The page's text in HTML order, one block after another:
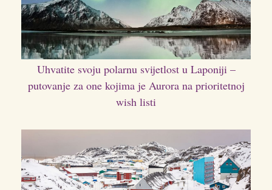
Uhvatite svoju polarnu svijetlost u Laponiji –
putovanje za one kojima je Aurora na prioritetnoj
wish listi